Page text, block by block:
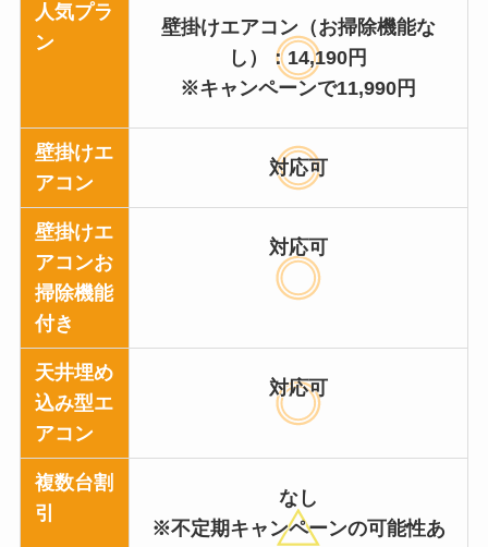
人気プラ
ン
壁掛けエアコン（お掃除機能な
し）：14,190円
※キャンペーンで11,990円
壁掛けエ
アコン
対応可
壁掛けエ
アコンお
掃除機能
付き
対応可
天井埋め
込み型エ
アコン
対応可
複数台割
引
なし
※不定期キャンペーンの可能性あ